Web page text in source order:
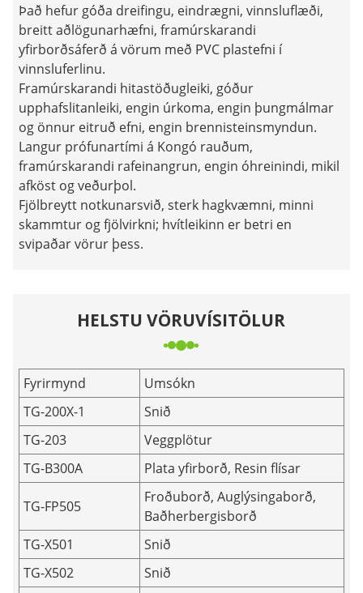
Það hefur góða dreifingu, eindrægni, vinnsluflæði,
breitt aðlögunarhæfni, framúrskarandi
yfirborðsáferð á vörum með PVC plastefni í
vinnsluferlinu.
Framúrskarandi hitastöðugleiki, góður
upphafslitanleiki, engin úrkoma, engin þungmálmar
og önnur eitruð efni, engin brennisteinsmyndun.
Langur prófunartími á Kongó rauðum,
framúrskarandi rafeinangrun, engin óhreinindi, mikil
afköst og veðurþol.
Fjölbreytt notkunarsvið, sterk hagkvæmni, minni
skammtur og fjölvirkni; hvítleikinn er betri en
svipaðar vörur þess.
HELSTU VÖRUVÍSITÖLUR
Fyrirmynd
Umsókn
TG-200X-1
Snið
TG-203
Veggplötur
TG-B300A
Plata yfirborð, Resin flísar
TG-FP505
Froðuborð, Auglýsingaborð,
Baðherbergisborð
TG-X501
Snið
TG-X502
Snið